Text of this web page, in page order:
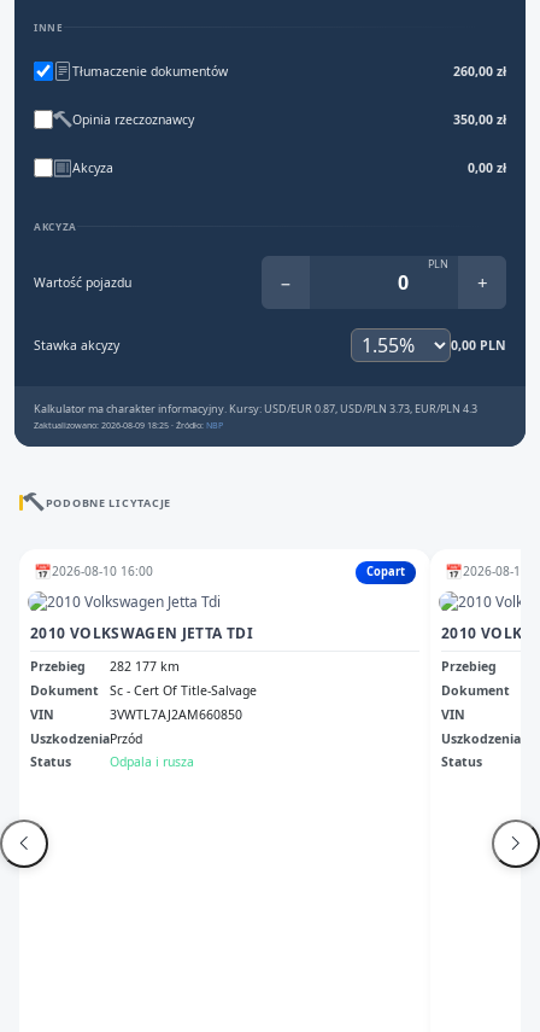
INNE
Tłumaczenie dokumentów 260,00 zł
Opinia rzeczoznawcy 350,00 zł
Akcyza 0,00 zł
AKCYZA
Wartość pojazdu −
PLN
+
Stawka akcyzy 0,00 PLN
Kalkulator ma charakter informacyjny. Kursy: USD/EUR 0.87, USD/PLN 3.73, EUR/PLN 4.3
Zaktualizowano: 2026-08-09 18:25 · Źródło: NBP
PODOBNE LICYTACJE
📅2026-08-10 16:00 Copart
2010 VOLKSWAGEN JETTA TDI
Przebieg
282 177 km
Dokument
Sc - Cert Of Title-Salvage
VIN
3VWTL7AJ2AM660850
UszkodzeniaPrzód
Status
Odpala i rusza
📅2026-08-11
Przebieg
Dokument
VIN
Uszkodzenia
Status